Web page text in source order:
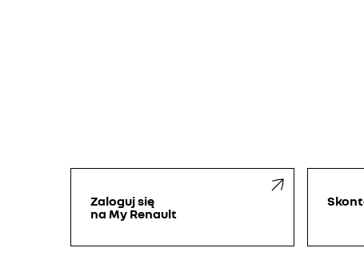
Zaloguj się
na My Renault